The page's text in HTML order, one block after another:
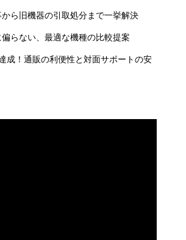
ら旧機器の引取処分まで一挙解決
らない、最適な機種の比較提案
成！通販の利便性と対面サポートの安